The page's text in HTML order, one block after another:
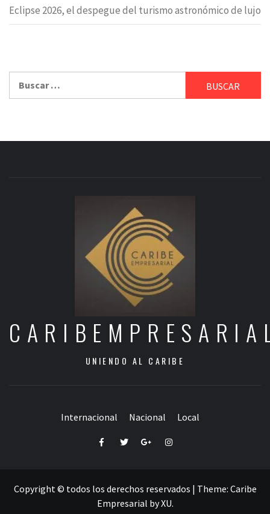
Eclipse 2026, el despegue del turismo astronómico de lujo
UNIENDO AL CARIBE
Internacional Nacional Local
FacebookTwitterGoogle+Instagram
Copyright © todos los derechos reservados | Theme: Caribe
Empresarial byXU.